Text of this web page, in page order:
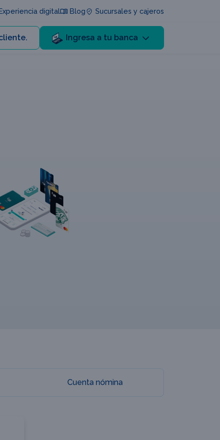
digital Blog Sucursales y cajeros
Ingresa a tu banca
Cuenta nómina